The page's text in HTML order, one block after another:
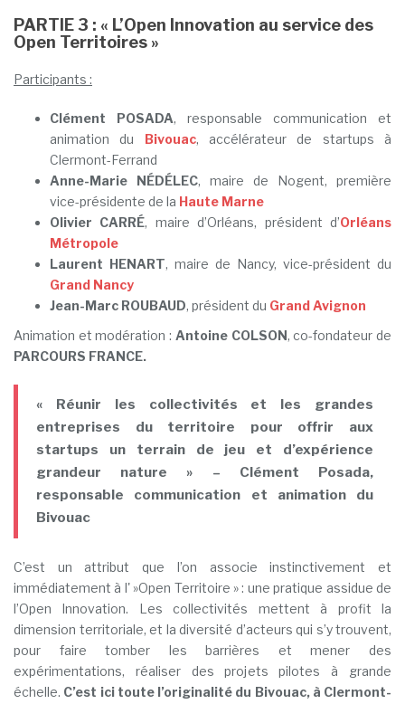
PARTIE 3 : « L’Open Innovation au service des
Open Territoires »
Participants :
Clément POSADA, responsable communication et
animation du Bivouac, accélérateur de startups à
Clermont-Ferrand
Anne-Marie NÉDÉLEC, maire de Nogent, première
vice-présidente de la Haute Marne
Olivier CARRÉ, maire d’Orléans, président d’Orléans
Métropole
Laurent HENART, maire de Nancy, vice-président du
Grand Nancy
Jean-Marc ROUBAUD, président du Grand Avignon
Animation et modération : Antoine COLSON, co-fondateur de
PARCOURS FRANCE.
« Réunir les collectivités et les grandes
entreprises du territoire pour offrir aux
startups un terrain de jeu et d’expérience
grandeur nature » – Clément Posada,
responsable communication et animation du
Bivouac
C’est un attribut que l’on associe instinctivement et
immédiatement à l' »Open Territoire » : une pratique assidue de
l’Open Innovation. Les collectivités mettent à profit la
dimension territoriale, et la diversité d’acteurs qui s’y trouvent,
pour faire tomber les barrières et mener des
expérimentations, réaliser des projets pilotes à grande
échelle. C’est ici toute l’originalité du Bivouac, à Clermont-